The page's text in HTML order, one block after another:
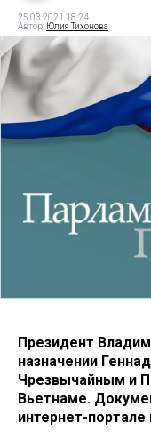
25.03.2021 18:24
Автор: Юлия Тихонова
Президент
назначении
Чрезвычайным и
Вьетнаме.
интернет-